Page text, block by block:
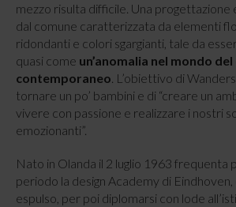
mezzo risulta difficile. Una
dal comune caratterizzata da elementi
ridondanti e colori sgargianti, tale da
quasi come un’anomalia nel mondo
contemporaneo . L’obiettivo di
tornare un po’ bambini e di “creare un
vivere con passione e realizzare i nostri
emozionanti”.
Nato in Olanda il 2 luglio 1963 frequenta
periodo la design Academy di Eindhoven,
espulso, per poi diplomarsi con lode